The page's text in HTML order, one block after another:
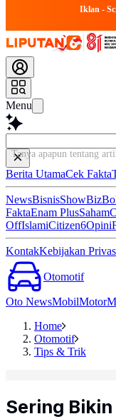
Iklan -
Menu
Tanya apapun tentang
Berita UtamaCek Fakta
NewsBisnisShowBiz
FaktaEnam PlusSaham
OffIslamiCitizen6Opini
KontakKebijakan
Otomotif
Oto NewsMobilMotor
Home
Otomotif
Tips & Trik
Sering